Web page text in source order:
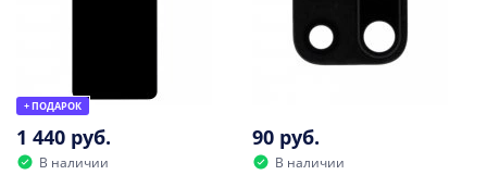
+ ПОДАРОК
1 440 руб.
В наличии
90 руб.
В наличии